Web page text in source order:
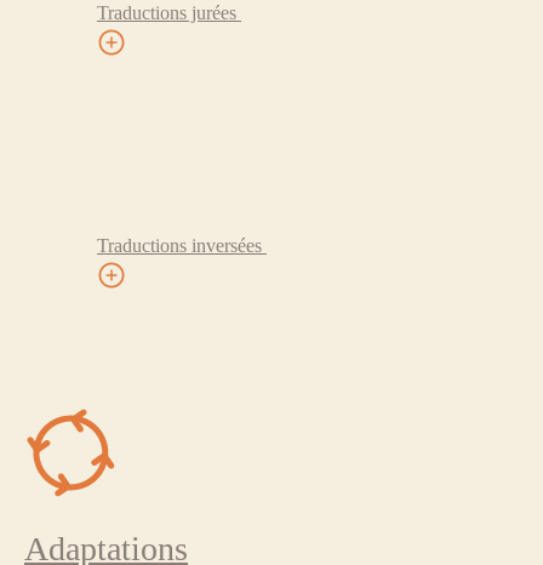
Traductions jurées
Traductions inversées
Adaptations